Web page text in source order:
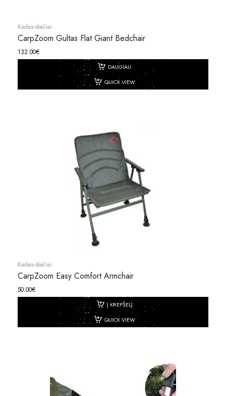
Kėdės-skėčiai
CarpZoom Gultas Flat Giant Bedchair
132.00€
DAUGIAU
QUICK VIEW
Kėdės-skėčiai
CarpZoom Easy Comfort Armchair
50.00€
Į KREPŠELĮ
QUICK VIEW